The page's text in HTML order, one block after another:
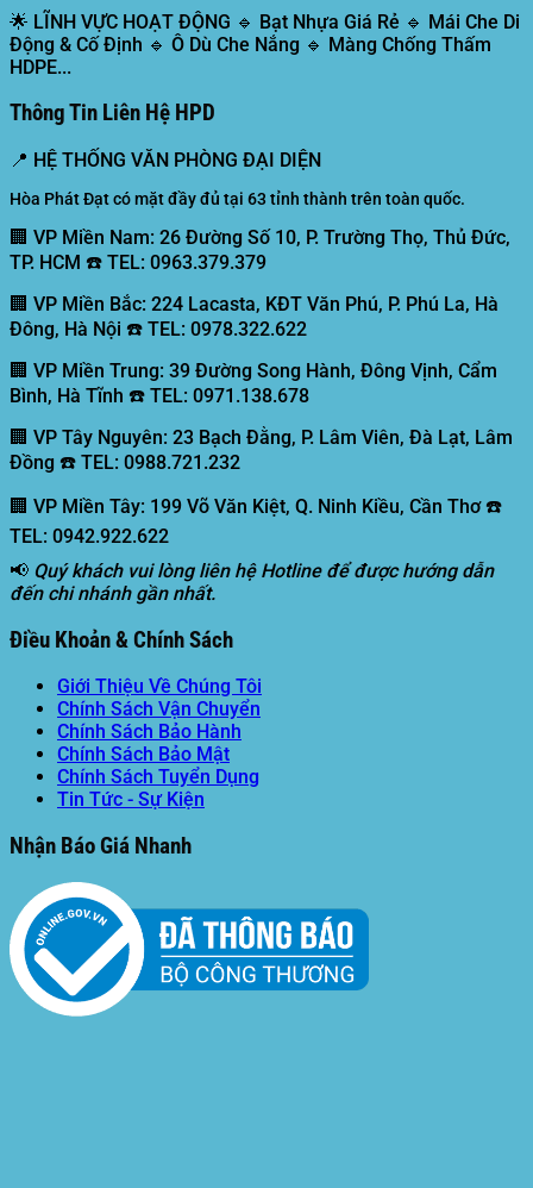
🌟 LĨNH VỰC HOẠT ĐỘNG 🔹 Bạt Nhựa Giá Rẻ 🔹 Mái Che Di
Động & Cố Định 🔹 Ô Dù Che Nắng 🔹 Màng Chống Thấm
HDPE...
Thông Tin Liên Hệ HPD
📍 HỆ THỐNG VĂN PHÒNG ĐẠI DIỆN
Hòa Phát Đạt có mặt đầy đủ tại 63 tỉnh thành trên toàn quốc.
🏢 VP Miền Nam: 26 Đường Số 10, P. Trường Thọ, Thủ Đức,
TP. HCM ☎️ TEL: 0963.379.379
🏢 VP Miền Bắc: 224 Lacasta, KĐT Văn Phú, P. Phú La, Hà
Đông, Hà Nội ☎️ TEL: 0978.322.622
🏢 VP Miền Trung: 39 Đường Song Hành, Đông Vịnh, Cẩm
Bình, Hà Tĩnh ☎️ TEL: 0971.138.678
🏢 VP Tây Nguyên: 23 Bạch Đằng, P. Lâm Viên, Đà Lạt, Lâm
Đồng ☎️ TEL: 0988.721.232
🏢 VP Miền Tây: 199 Võ Văn Kiệt, Q. Ninh Kiều, Cần Thơ ☎️
TEL: 0942.922.622
📢 Quý khách vui lòng liên hệ Hotline để được hướng dẫn
đến chi nhánh gần nhất.
Điều Khoản & Chính Sách
Giới Thiệu Về Chúng Tôi
Chính Sách Vận Chuyển
Chính Sách Bảo Hành
Chính Sách Bảo Mật
Chính Sách Tuyển Dụng
Tin Tức - Sự Kiện
Nhận Báo Giá Nhanh